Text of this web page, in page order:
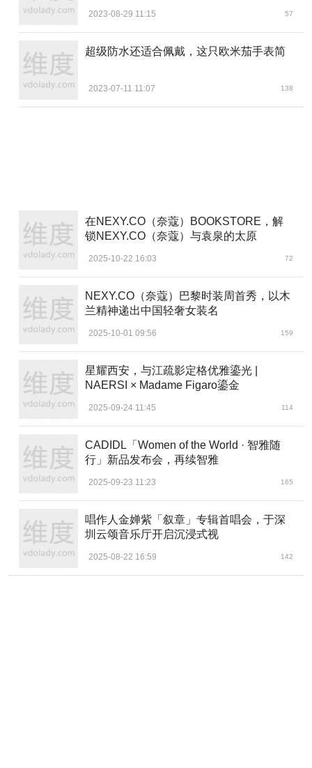
2023-08-29 11:15 57
超级防水还适合佩戴，这只欧米茄手表简
2023-07-11 11:07 138
在NEXY.CO（奈蔻）BOOKSTORE，解
锁NEXY.CO（奈蔻）与袁泉的太原
2025-10-22 16:03 72
NEXY.CO（奈蔻）巴黎时装周首秀，以木
兰精神递出中国轻奢女装名
2025-10-01 09:56 159
星耀西安，与江疏影定格优雅鎏光 |
NAERSI × Madame Figaro鎏金
2025-09-24 11:45 114
CADIDL「Women of the World · 智雅随
行」新品发布会，再续智雅
2025-09-23 11:23 165
唱作人金婵紫「叙章」专辑首唱会，于深
圳云颂音乐厅开启沉浸式视
2025-08-22 16:59 142